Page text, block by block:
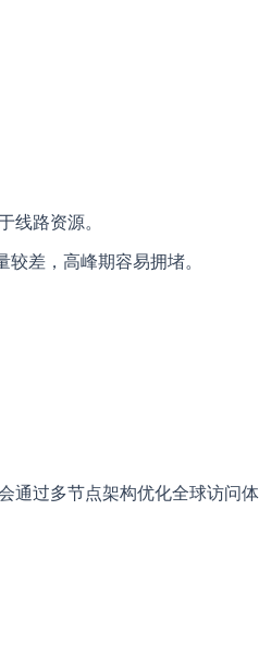
线路资源。
差，高峰期容易拥堵。
通过多节点架构优化全球访问